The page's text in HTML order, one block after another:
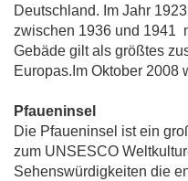
Deutschland. Im Jahr
zwischen 1936 und 1941
Gebäde gilt als größtes
Europas.Im Oktober 2008
Pfaueninsel
Die Pfaueninsel ist ein
zum UNSESCO
Sehenswürdigkeiten die